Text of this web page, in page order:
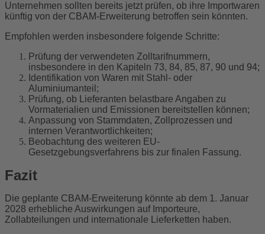
Unternehmen sollten bereits jetzt prüfen, ob ihre Importwaren
künftig von der CBAM-Erweiterung betroffen sein könnten.
Empfohlen werden insbesondere folgende Schritte:
Prüfung der verwendeten Zolltarifnummern,
insbesondere in den Kapiteln 73, 84, 85, 87, 90 und 94;
Identifikation von Waren mit Stahl- oder
Aluminiumanteil;
Prüfung, ob Lieferanten belastbare Angaben zu
Vormaterialien und Emissionen bereitstellen können;
Anpassung von Stammdaten, Zollprozessen und
internen Verantwortlichkeiten;
Beobachtung des weiteren EU-
Gesetzgebungsverfahrens bis zur finalen Fassung.
Fazit
Die geplante CBAM-Erweiterung könnte ab dem 1. Januar
2028 erhebliche Auswirkungen auf Importeure,
Zollabteilungen und internationale Lieferketten haben.